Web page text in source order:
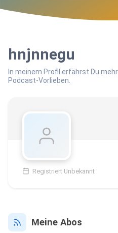
hnjnnegu
In meinem Profil erfährst Du
Podcast-Vorlieben.
Registriert Unbekannt
Meine Abos